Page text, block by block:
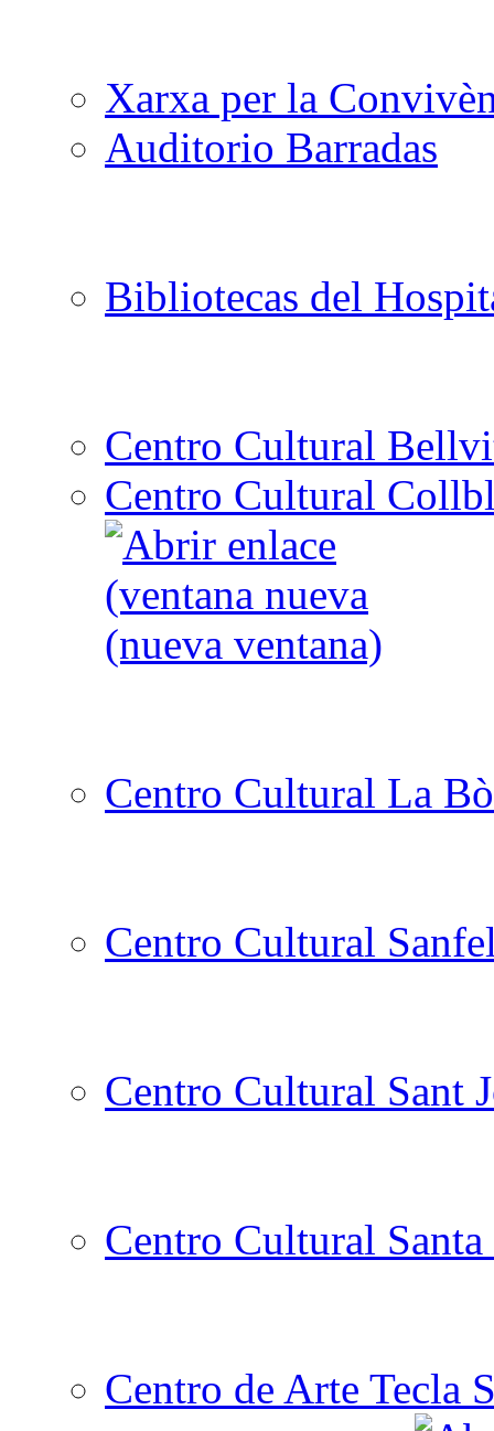
Xarxa per la
Auditorio Barradas
Bibliotecas del
Centro Cultural
Centro Cultural
Centro Cultural La
Centro Cultural
Centro Cultural Sant
Centro Cultural
Centro de Arte Tecla